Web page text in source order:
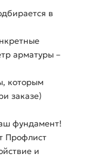
в
арматуры –
которым
заказе)
фундамент!
Профлист
и